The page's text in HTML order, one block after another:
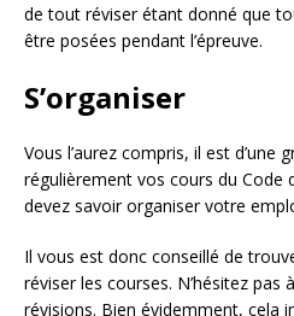
de tout réviser étant donné que
être posées pendant l’épreuve.
S’organiser
Vous l’aurez compris, il est d’une
régulièrement vos cours du Code
devez savoir organiser votre
Il vous est donc conseillé de
réviser les courses. N’hésitez pas
révisions. Bien évidemment, cela